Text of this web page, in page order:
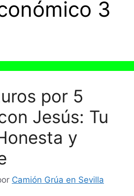
3
por 5
Jesús: Tu
y
Camión Grúa en Sevilla